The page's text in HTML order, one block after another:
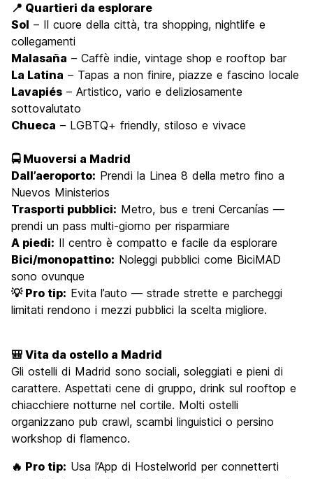
📍 Quartieri da esplorare
Sol – Il cuore della città, tra shopping, nightlife e
collegamenti
Malasaña – Caffè indie, vintage shop e rooftop bar
La Latina – Tapas a non finire, piazze e fascino locale
Lavapiés – Artistico, vario e deliziosamente
sottovalutato
Chueca – LGBTQ+ friendly, stiloso e vivace
🚍 Muoversi a Madrid
Dall’aeroporto: Prendi la Linea 8 della metro fino a
Nuevos Ministerios
Trasporti pubblici: Metro, bus e treni Cercanías —
prendi un pass multi-giorno per risparmiare
A piedi: Il centro è compatto e facile da esplorare
Bici/monopattino: Noleggi pubblici come BiciMAD
sono ovunque
💡 Pro tip: Evita l’auto — strade strette e parcheggi
limitati rendono i mezzi pubblici la scelta migliore.
🎒 Vita da ostello a Madrid
Gli ostelli di Madrid sono sociali, soleggiati e pieni di
carattere. Aspettati cene di gruppo, drink sul rooftop e
chiacchiere notturne nel cortile. Molti ostelli
organizzano pub crawl, scambi linguistici o persino
workshop di flamenco.
🔥 Pro tip: Usa l’App di Hostelworld per connetterti